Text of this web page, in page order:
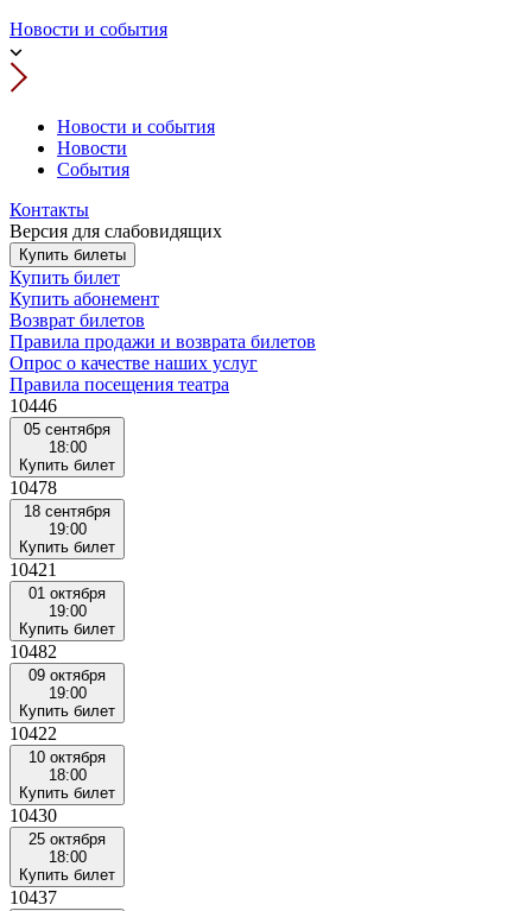
Новости и события
Новости и события
Новости
События
Контакты
Версия для слабовидящих
Купить билеты
Купить билет
Купить абонемент
Возврат билетов
Правила продажи и возврата билетов
Опрос о качестве наших услуг
Правила посещения театра
10446
05 сентября
18:00
Купить билет
10478
18 сентября
19:00
Купить билет
10421
01 октября
19:00
Купить билет
10482
09 октября
19:00
Купить билет
10422
10 октября
18:00
Купить билет
10430
25 октября
18:00
Купить билет
10437